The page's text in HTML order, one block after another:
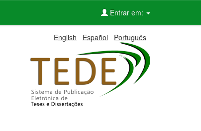
Entrar em:
English Español Português